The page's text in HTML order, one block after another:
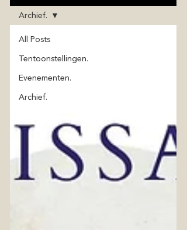
All Posts
Tentoonstellingen.
Evenementen.
Archief.
Archief.